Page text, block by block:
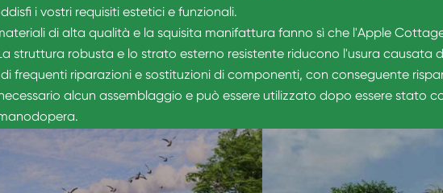
i vostri requisiti estetici e funzionali.
di alta qualità e la squisita manifattura fanno sì che l'Apple
struttura robusta e lo strato esterno resistente riducono l'usura causata
frequenti riparazioni e sostituzioni di componenti, con conseguente
alcun assemblaggio e può essere utilizzato dopo essere stato